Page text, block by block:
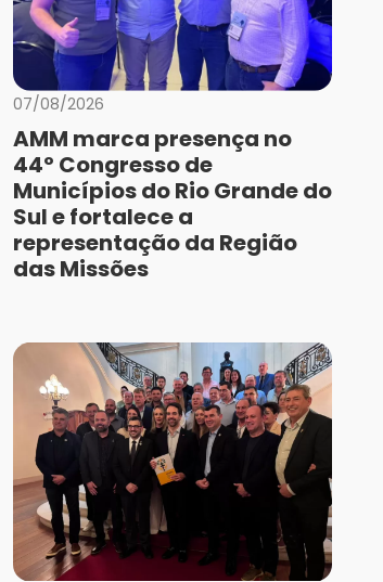
07/08/2026
AMM marca presença no
44º Congresso de
Municípios do Rio Grande do
Sul e fortalece a
representação da Região
das Missões